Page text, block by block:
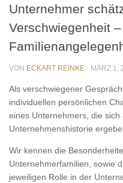
Unternehmer
Verschwiegenheit
VON ECKART REINKE · MÄRZ 1,
Als verschwiegener
individuellen persönlichen
eines Unternehmers, die sich
Unternehmenshistorie
Wir kennen die
Unternehmerfamilien, sowie
jeweiligen Rolle in der